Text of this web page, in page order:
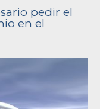
pedir el
en el